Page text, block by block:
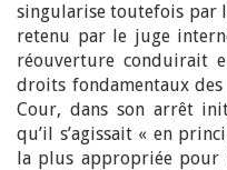
singularise toutefois par
retenu par le juge
réouverture conduirait
droits fondamentaux
Cour, dans son arrêt
qu’il s’agissait « en
la plus appropriée pour